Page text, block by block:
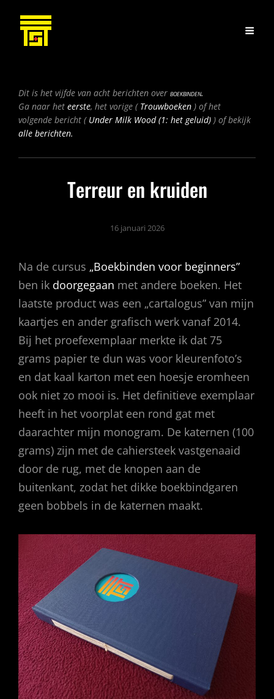
Bericht
navigatie
Dit is het vijfde van acht berichten over boekbinden.
Ga naar het eerste, het vorige ( Vorig
bericht
Trouwboeken ) of het
volgende bericht ( Volgend
Under Milk Wood (1: het geluid) ) of bekijk
alle berichten.
Terreur en kruiden
16 januari 2026
Na de cursus „Boekbinden voor beginners”
ben ik doorgegaan met andere boeken. Het
laatste product was een „cartalogus” van mijn
kaartjes en ander grafisch werk vanaf 2014.
Bij het proefexemplaar merkte ik dat 75
grams papier te dun was voor kleurenfoto’s
en dat kaal karton met een hoesje eromheen
ook niet zo mooi is. Het definitieve exemplaar
heeft in het voorplat een rond gat met
daarachter mijn monogram. De katernen (100
grams) zijn met de cahiersteek vastgenaaid
door de rug, met de knopen aan de
buitenkant, zodat het dikke boekbindgaren
geen bobbels in de katernen maakt.